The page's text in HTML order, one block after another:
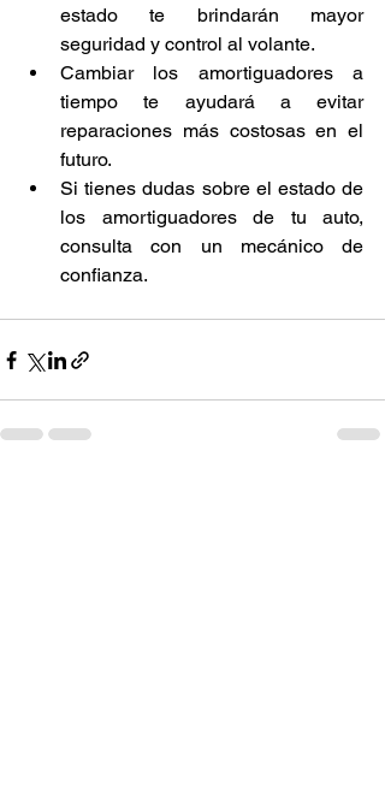
estado te brindarán mayor
seguridad y control al volante.
Cambiar los amortiguadores a
tiempo te ayudará a evitar
reparaciones más costosas en el
futuro.
Si tienes dudas sobre el estado de
los amortiguadores de tu auto,
consulta con un mecánico de
confianza.